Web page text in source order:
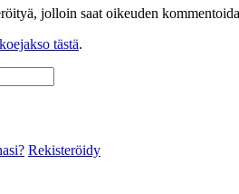
jolloin saat oikeuden
tästä.
Rekisteröidy